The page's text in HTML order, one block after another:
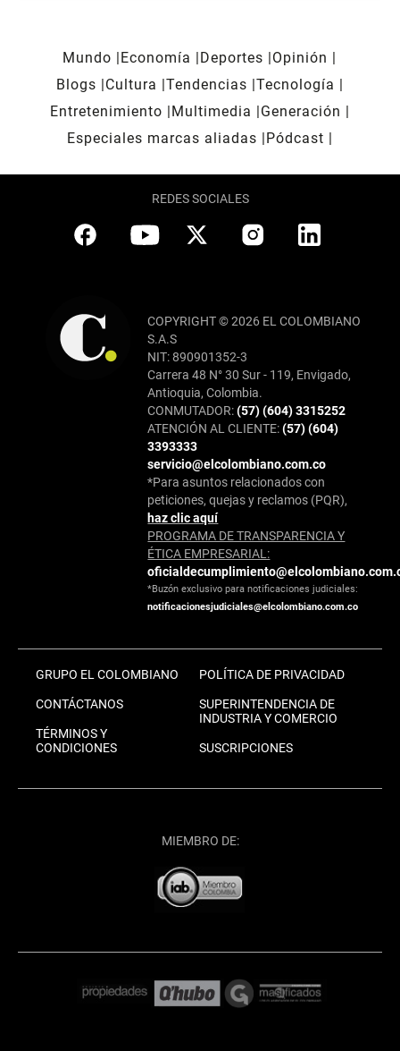
Mundo Economía Deportes
Opinión
Blogs
Cultura Tendencias Tecnología
Entretenimiento
Multimedia
Generación
Especiales marcas aliadas
Pódcast
REDES SOCIALES
COPYRIGHT © 2026 EL COLOMBIANO
S.A.S
NIT: 890901352-3
Carrera 48 N° 30 Sur - 119, Envigado,
Antioquia, Colombia.
CONMUTADOR:(57) (604) 3315252
ATENCIÓN AL CLIENTE:(57) (604)
3393333
servicio@elcolombiano.com.co
*Para asuntos relacionados con
peticiones, quejas y reclamos (PQR),
haz clic aquí
PROGRAMA DE TRANSPARENCIA Y
ÉTICA EMPRESARIAL:
*Buzón exclusivo para notificaciones judiciales:
notificacionesjudiciales@elcolombiano.com.co
GRUPO EL COLOMBIANO
CONTÁCTANOS
TÉRMINOS Y
CONDICIONES
POLÍTICA DE PRIVACIDAD
SUPERINTENDENCIA DE
INDUSTRIA Y COMERCIO
SUSCRIPCIONES
MIEMBRO DE: